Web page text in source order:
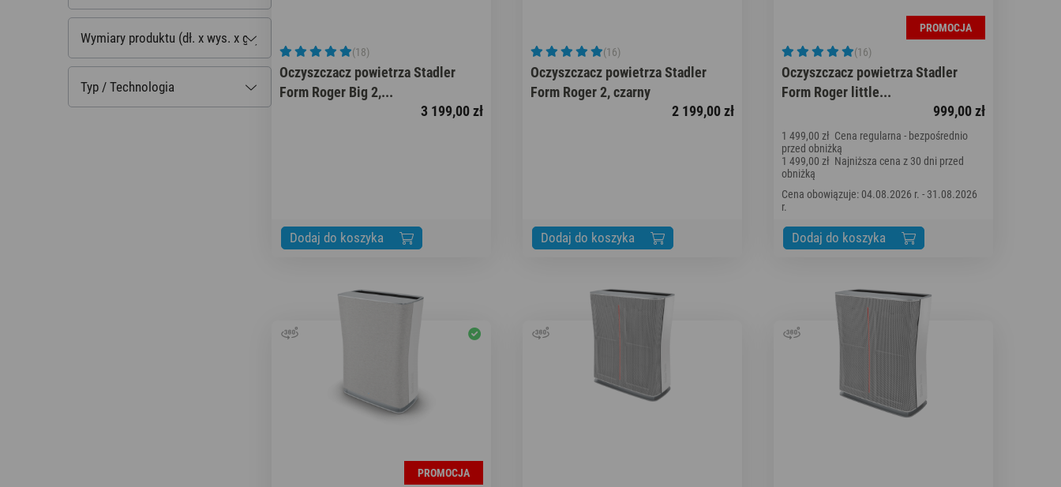
Wymiary produktu (dł. x wys. x gł.)
Typ / Technologia
(18)
Oczyszczacz powietrza Stadler
Form Roger Big 2,...
3 199,00 zł
Dodaj do koszyka
(16)
Oczyszczacz powietrza Stadler
Form Roger 2, czarny
2 199,00 zł
Dodaj do koszyka
PROMOCJA
(16)
Oczyszczacz powietrza Stadler
Form Roger little...
999,00 zł
1 499,00 zł Cena regularna - bezpośrednio
przed obniżką
1 499,00 zł Najniższa cena z 30 dni przed
obniżką
Cena obowiązuje: 04.08.2026 r. - 31.08.2026
r.
Dodaj do koszyka
PROMOCJA